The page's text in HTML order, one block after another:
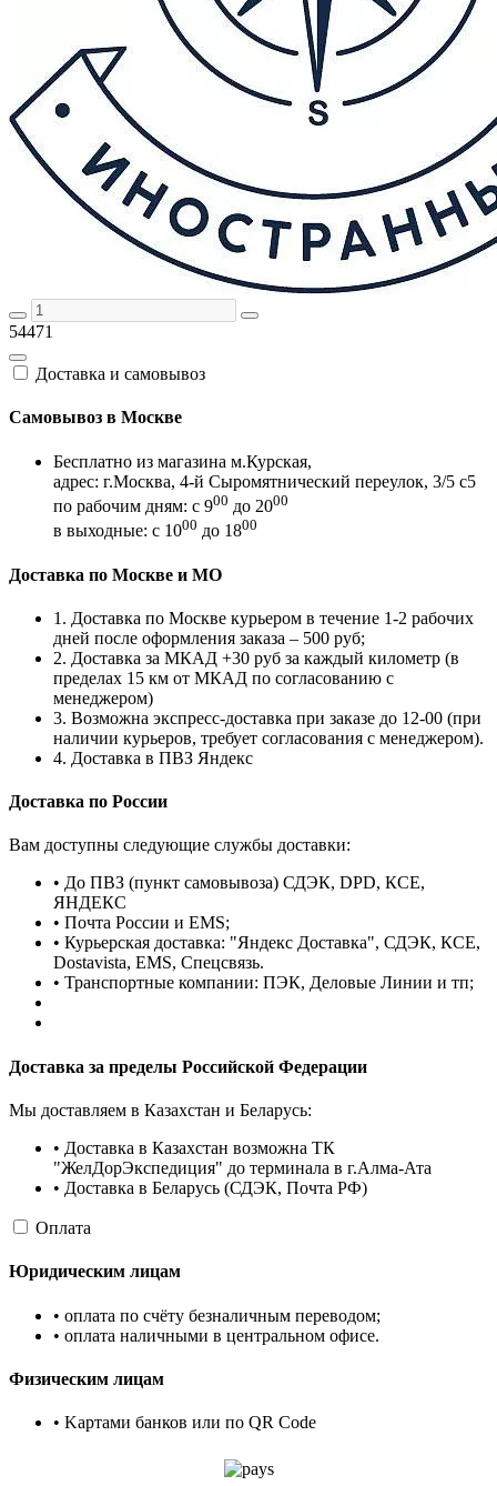
54471
Доставка и самовывоз
Самовывоз в Москве
Бесплатно из магазина м.Курская,
адрес: г.Москва, 4-й Сыромятнический переулок, 3/5 с5
по рабочим дням: с 900 до 2000
в выходные: с 1000 до 1800
Доставка по Москве и МО
1. Доставка по Москве курьером в течение 1-2 рабочих
дней после оформления заказа – 500 руб;
2. Доставка за МКАД +30 руб за каждый километр (в
пределах 15 км от МКАД по согласованию с
менеджером)
3. Возможна экспресс-доставка при заказе до 12-00 (при
наличии курьеров, требует согласования с менеджером).
4. Доставка в ПВЗ Яндекс
Доставка по России
Вам доступны следующие службы доставки:
• До ПВЗ (пункт самовывоза) СДЭК, DPD, КСЕ,
ЯНДЕКС
• Почта России и EMS;
• Курьерская доставка: "Яндекс Доставка", СДЭК, КСЕ,
Dostavista, EMS, Спецсвязь.
• Транспортные компании: ПЭК, Деловые Линии и тп;
Доставка за пределы Российской Федерации
Мы доставляем в Казахстан и Беларусь:
• Доставка в Казахстан возможна ТК
"ЖелДорЭкспедиция" до терминала в г.Алма-Ата
• Доставка в Беларусь (СДЭК, Почта РФ)
Оплата
Юридическим лицам
• оплата по счёту безналичным переводом;
• оплата наличными в центральном офисе.
Физическим лицам
• Kартами банков или по QR Code